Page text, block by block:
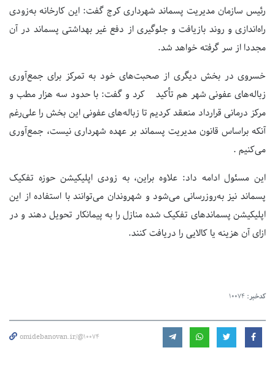
رئیس سازمان مدیریت پسماند شهرداری کرج گفت: این کارخانه به‌زودی
راه‌اندازی و روند بازیافت و جلوگیری از دفع غیر بهداشتی پسماند در آن
مجددا از سر گرفته خواهد شد.
خسروی در بخش دیگری از صحبت‌های خود به تمرکز برای جمع‌آوری
زباله‌های عفونی شهر هم تأکید کرد و گفت: با حدود سه هزار مطب و
مرکز درمانی قرارداد منعقد کردیم تا زباله‌های عفونی این بخش را علی‌رغم
آنکه براساس قانون مدیریت پسماند بر عهده شهرداری نیست، جمع‌آوری
می‌کنیم .
این مسئول ادامه داد: علاوه براین، به زودی اپلیکیشن حوزه تفکیک
پسماند نیز به‌روزرسانی می‌شود و شهروندان می‌توانند با استفاده از این
اپلیکیشن پسماندهای تفکیک شده منازل را به پیمانکار تحویل دهند و در
ازای آن هزینه یا کالایی را دریافت کنند.
کدخبر: 10074
omidebanovan.ir/@10074